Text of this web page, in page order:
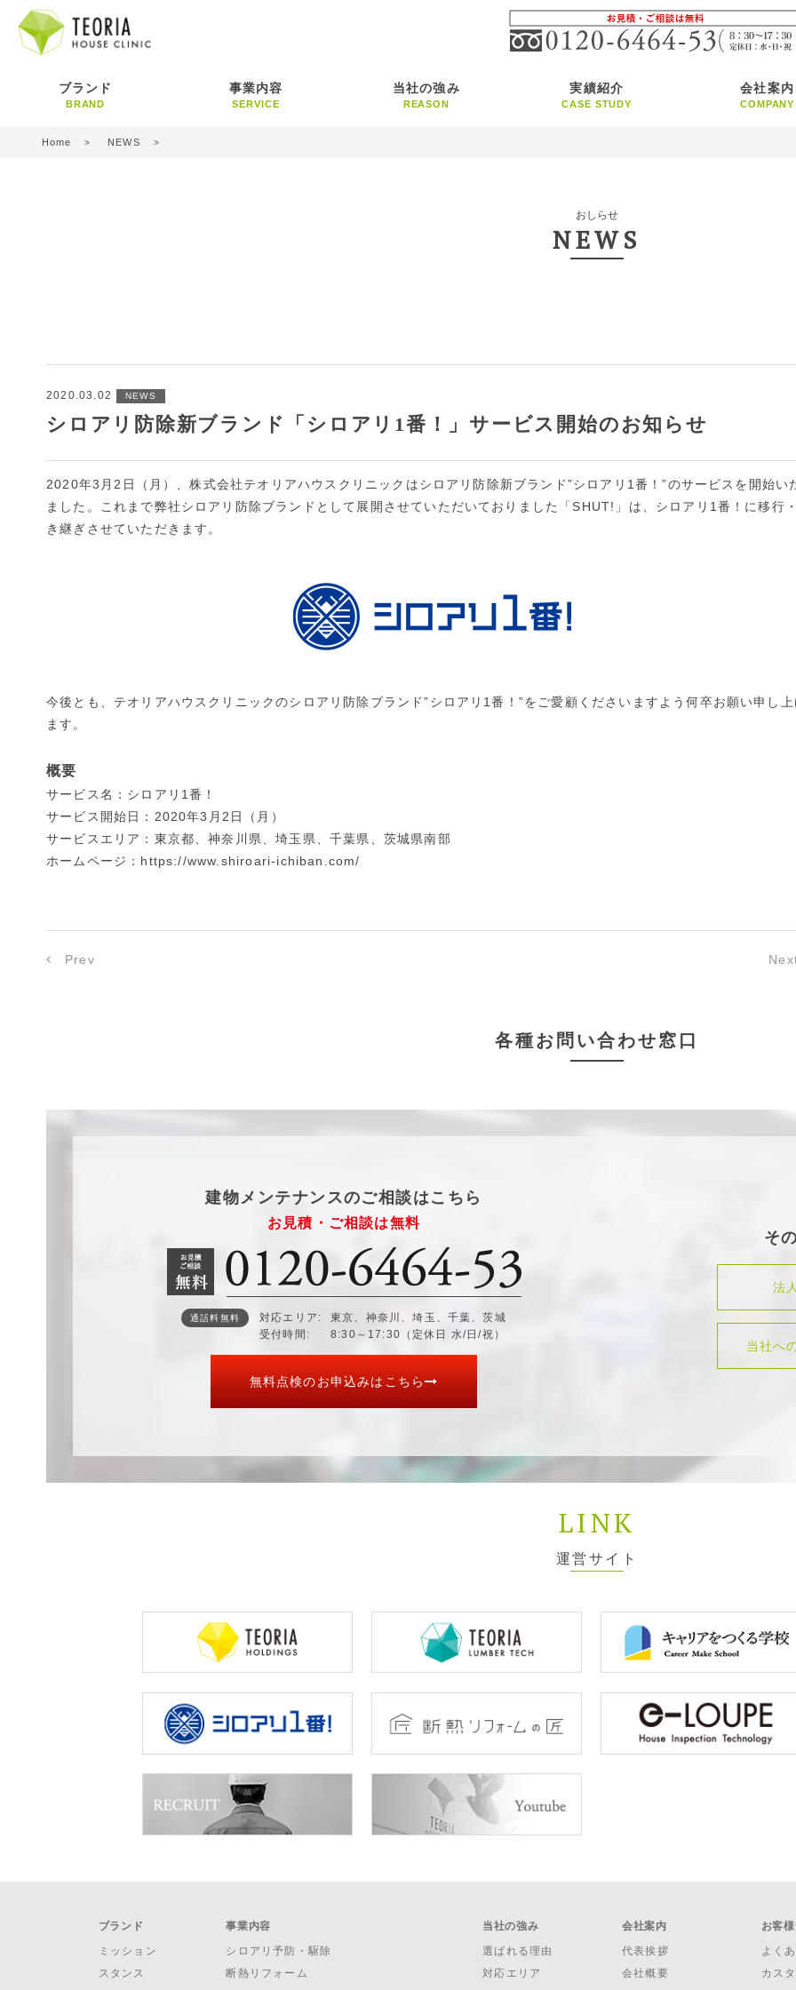
ブランド
BRAND
事業内容
SERVICE
当社の強み
REASON
実績紹介
CASE STUDY
会社案内
COMPANY
Home NEWS
おしらせ
NEWS
2020.03.02 NEWS
シロアリ防除新ブランド「シロアリ1番！」サービス開始のお知らせ
2020年3月2日（月）、株式会社テオリアハウスクリニックはシロアリ防除新ブランド”シロアリ1番！”のサービスを開始い
ました。これまで弊社シロアリ防除ブランドとして展開させていただいておりました「SHUT!」は、シロアリ1番！に移行
き継ぎさせていただきます。
今後とも、テオリアハウスクリニックのシロアリ防除ブランド”シロアリ1番！”をご愛顧くださいますよう何卒お願い申し
ます。
概要
サービス名：シロアリ1番！
サービス開始日：2020年3月2日（月）
サービスエリア：東京都、神奈川県、埼玉県、千葉県、茨城県南部
ホームページ： https://www.shiroari-ichiban.com/
Prev
各種お問い合わせ窓口
建物メンテナンスのご相談はこちら
お見積・ご相談は無料
通話料無料 対応エリア
東京、神奈川、埼玉、千葉、茨城
受付時間
8:30～17:30（定休日 水/日/祝）
無料点検のお申込みはこちら
そ
法
当社へ
LINK
運営サイト
ブランド
ミッション
スタンス
事業内容
シロアリ予防・駆除
断熱リフォーム
当社の強み
選ばれる理由
対応エリア
会社案内
代表挨拶
会社概要
お客
よく
カス